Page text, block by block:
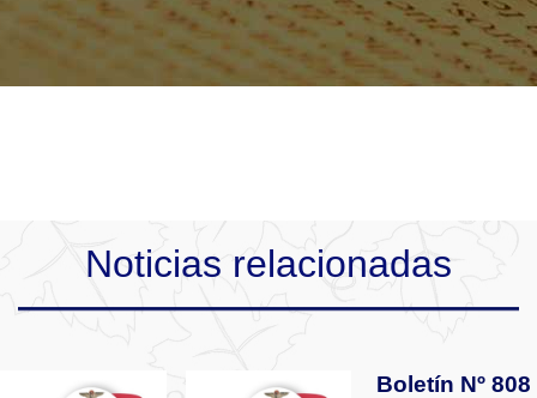
Noticias relacionadas
Boletín Nº 808